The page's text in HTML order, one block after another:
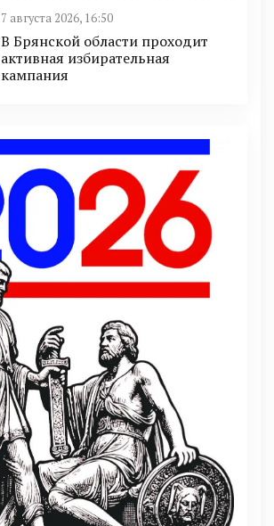
7 августа 2026, 16:50
В Брянской области проходит
активная избирательная
кампания